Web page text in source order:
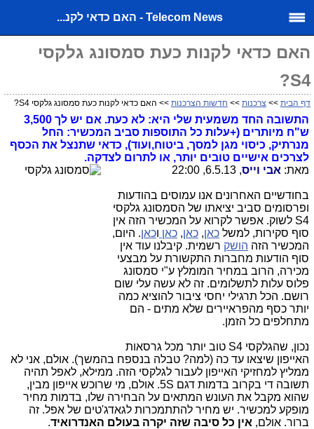
Telecom News - האם כדאי לקנ...
האם כדאי לקנות כעת סמסונג גלקסי
S4?
דף הבית >> צרכנות >> חדשות הצרכנות >> האם כדאי לקנות כעת סמסונג גלקסי S4?
התשובה החד משמעית שלי היא: לא כעת. אם יש לך 3,500
ש"ח מיותרים (+עלות כל התוספות סביב המכשיר: החל
מנרתיק, כיסוי מגן למסך, ביטוח,ועוד), כדאי שתנצל את הכסף
לצרכים אישיים טובים יותר, או לתרום לצדקה.
מאת: אבי וייס, 6.5.13, 22:00
בחודשיים האחרונים אנו עמוסים בהודעות
ופרסומים סביב יציאתו של הסמסונג גלקסי
S4 לשוק. אפשר לקרוא על המכשיר הזה אין
סוף סקירות, למשל כאן, כאן, כאן וכאן. היום,
המכשיר הזה הושק רשמית. קיבלנו עוד אין
סוף הודעות מחברות התקשורת על מבצעי
מכירה, הרוב במחיר המומלץ ע"י סמסונג
פלוס עלות לתשלומים. זה לא עשה עלי שום
רושם. הכל תרגילי יחסי ציבור להוציא כמה
יותר כסף מהפראיירים שלא מתים - הם
מתחלפים כל הזמן.
נכון, שהגלקסי S4 טוב יותר מכל גרסאות
האייפון שיצאו עד כה (למה? טבלה בנספח בהמשך). אולם, אני לא
ממליץ למחזיקי האייפון לעבור לגלקסי הזה. ממילא, לאפל תהיה
תשובה די בקרוב בדמות דגם 5S. אולם, מי שרוכש אייפון מבין,
שהוא מקבל את העונש המתאים על הבחירה שלו, בדמות מחיר
מופקע למכשיר. יש מחיר להתתמכרות לגאדג'טים של אפל. זה
ברור. אולם, אין כל סיבה שזה יקרה בעולם האנדרואיד.